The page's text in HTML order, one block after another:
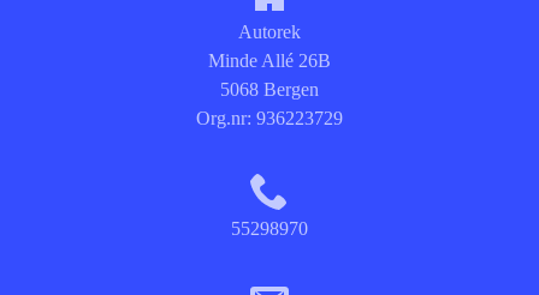
Autorek
Minde Allé 26B
5068 Bergen
Org.nr: 936223729
55298970